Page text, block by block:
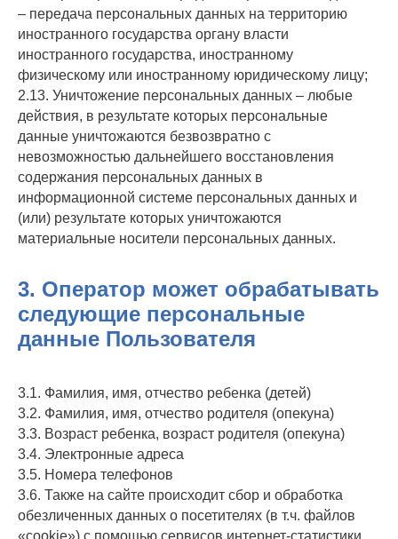
– передача персональных данных на территорию
иностранного государства органу власти
иностранного государства, иностранному
физическому или иностранному юридическому лицу;
2.13. Уничтожение персональных данных – любые
действия, в результате которых персональные
данные уничтожаются безвозвратно с
невозможностью дальнейшего восстановления
содержания персональных данных в
информационной системе персональных данных и
(или) результате которых уничтожаются
материальные носители персональных данных.
3. Оператор может обрабатывать
следующие персональные
данные Пользователя
3.1. Фамилия, имя, отчество ребенка (детей)
3.2. Фамилия, имя, отчество родителя (опекуна)
3.3. Возраст ребенка, возраст родителя (опекуна)
3.4. Электронные адреса
3.5. Номера телефонов
3.6. Также на сайте происходит сбор и обработка
обезличенных данных о посетителях (в т.ч. файлов
«cookie») с помощью сервисов интернет-статистики